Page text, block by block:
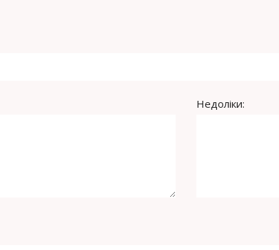
Недоліки: